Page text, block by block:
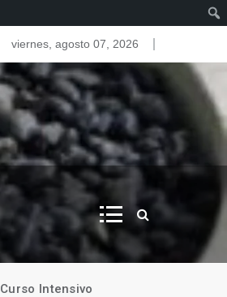
viernes, agosto 07, 2026
Curso Intensivo